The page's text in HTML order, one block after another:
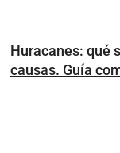
Huracanes: qué
causas. Guía